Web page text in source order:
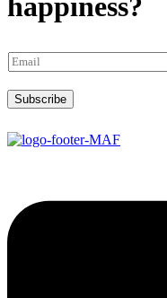
happiness?
Subscribe